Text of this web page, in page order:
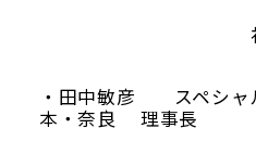
社友
・田中敏彦 スペシャ
本・奈良 理事長